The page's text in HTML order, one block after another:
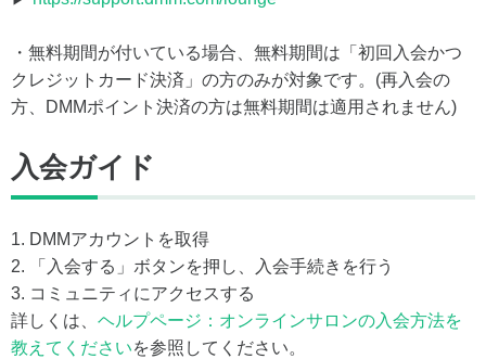
・無料期間が付いている場合、無料期間は「初回入会かつ
クレジットカード決済」の方のみが対象です。(再入会の
方、DMMポイント決済の方は無料期間は適用されません)
入会ガイド
1. DMMアカウントを取得
2. 「入会する」ボタンを押し、入会手続きを行う
3. コミュニティにアクセスする
詳しくは、 ヘルプページ：オンラインサロンの入会方法を
教えてくださいを参照してください。